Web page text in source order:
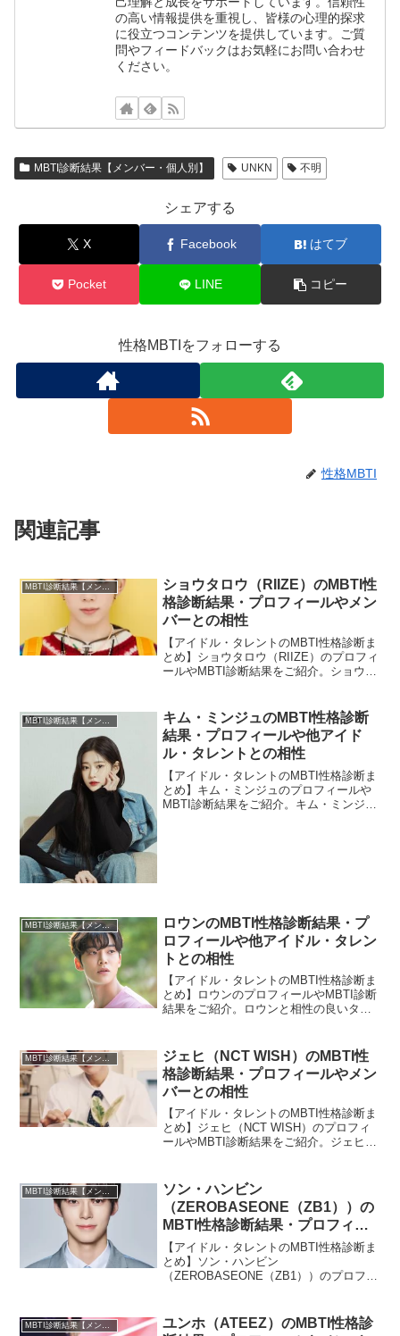
の高い情報提供を重視し、皆様の心理的探求
に役立つコンテンツを提供しています。ご質
問やフィードバックはお気軽にお問い合わせ
ください。
MBTI診断結果【メンバー・個人別】 UNKN 不明
シェアする
X Facebook はてブ
Pocket LINE コピー
性格MBTIをフォローする
性格MBTI
関連記事
MBTI診断結果【メンバー・個人別】
ショウタロウ（RIIZE）のMBTI性
格診断結果・プロフィールやメン
バーとの相性
【アイドル・タレントのMBTI性格診断ま
とめ】ショウタロウ（RIIZE）のプロフィ
ールやMBTI診断結果をご紹介。ショウタ
キム・ミンジュのMBTI性格診断
結果・プロフィールや他アイド
ル・タレントとの相性
【アイドル・タレントのMBTI性格診断ま
とめ】キム・ミンジュのプロフィールや
MBTI診断結果をご紹介。キム・ミンジュ
MBTI診断結果【メンバー・個人別】
ロウンのMBTI性格診断結果・プ
ロフィールや他アイドル・タレン
トとの相性
【アイドル・タレントのMBTI性格診断ま
とめ】ロウンのプロフィールやMBTI診断
結果をご紹介。ロウンと相性の良いタレ
MBTI診断結果【メンバー・個人別】
ジェヒ（NCT WISH）のMBTI性
格診断結果・プロフィールやメン
バーとの相性
【アイドル・タレントのMBTI性格診断ま
とめ】ジェヒ（NCT WISH）のプロフィ
ールやMBTI診断結果をご紹介。ジェヒと
MBTI診断結果【メンバー・個人別】
ソン・ハンビン
（ZEROBASEONE（ZB1））の
MBTI性格診断結果・プロフィー
ルやメンバーとの相性
【アイドル・タレントのMBTI性格診断ま
とめ】ソン・ハンビン
（ZEROBASEONE（ZB1））のプロフィ
メンバーとの相性についても紹介しま
す。
ユンホ（ATEEZ）のMBTI性格診